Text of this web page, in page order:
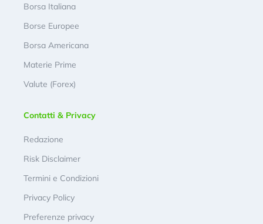
Borsa Italiana
Borse Europee
Borsa Americana
Materie Prime
Valute (Forex)
Contatti & Privacy
Redazione
Risk Disclaimer
Termini e Condizioni
Privacy Policy
Preferenze privacy